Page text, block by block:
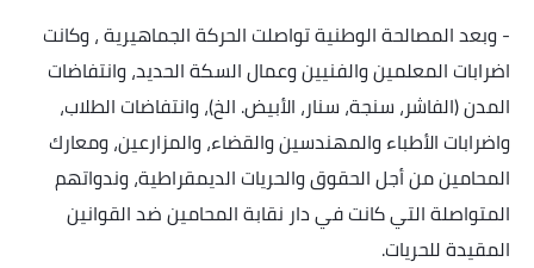
-وبعد المصالحة الوطنية تواصلت الحركة الجماهيرية ، وكانت
اضرابات المعلمين والفنيين وعمال السكة الحديد، وانتفاضات
المدن (الفاشر، سنجة، سنار، الأبيض. الخ)، وانتفاضات الطلاب،
واضرابات الأطباء والمهندسين والقضاء، والمزارعين، ومعارك
المحامين من أجل الحقوق والحريات الديمقراطية، وندواتهم
المتواصلة التي كانت في دار نقابة المحامين ضد القوانين
المقيدة للحريات.